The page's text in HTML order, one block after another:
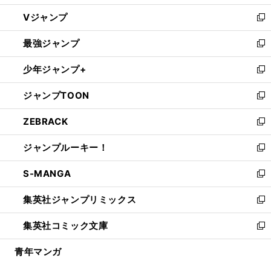
ウ
ィ
ン
ド
ウ
で
開
く
し
い
ウ
ィ
ン
ド
ウ
で
開
く
Vジャンプ
新
し
い
ウ
ィ
ン
ド
ウ
で
開
く
最強ジャンプ
新
し
い
ウ
ィ
ン
ド
ウ
で
開
く
少年ジャンプ+
新
し
い
ウ
ィ
ン
ド
ウ
で
開
く
ジャンプTOON
新
し
い
ウ
ィ
ン
ド
ウ
で
開
く
ZEBRACK
新
し
い
ウ
ィ
ン
ド
ウ
で
開
ジャンプルーキー！
新
し
い
ウ
ィ
ン
ド
ウ
S-MANGA
新
し
い
ウ
ィ
ン
集英社ジャンプリミックス
新
し
い
ウ
集英社コミック文庫
新
し
青年マンガ